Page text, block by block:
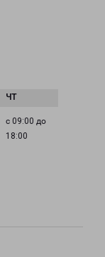
с 09:00 до
18:00